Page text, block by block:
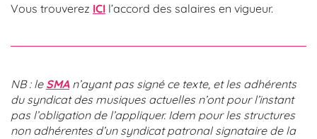
Vous trouverez ICI l’accord des salaires en vigueur.
NB : le SMAn’ayant pas signé ce texte, et les adhérents
du syndicat des musiques actuelles n’ont pour l’instant
pas l’obligation de l’appliquer. Idem pour les structures
non adhérentes d’un syndicat patronal signataire de la